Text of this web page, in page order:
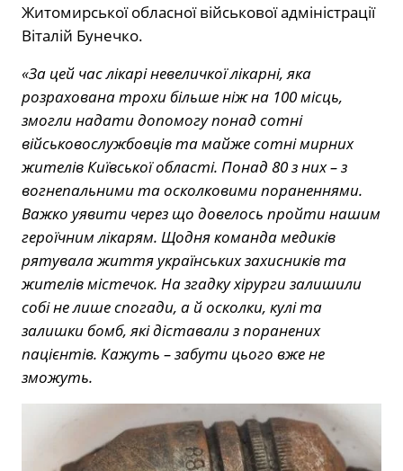
Житомирської обласної військової адміністрації
Віталій Бунечко.
«За цей час лікарі невеличкої лікарні, яка
розрахована трохи більше ніж на 100 місць,
змогли надати допомогу понад сотні
військовослужбовців та майже сотні мирних
жителів Київської області. Понад 80 з них – з
вогнепальними та осколковими пораненнями.
Важко уявити через що довелось пройти нашим
героїчним лікарям. Щодня команда медиків
рятувала життя українських захисників та
жителів містечок. На згадку хірурги залишили
собі не лише спогади, а й осколки, кулі та
залишки бомб, які діставали з поранених
пацієнтів. Кажуть – забути цього вже не
зможуть.